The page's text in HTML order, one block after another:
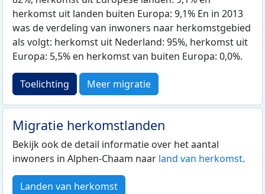
herkomst uit landen buiten Europa: 9,1% En in 2013
was de verdeling van inwoners naar herkomstgebied
als volgt: herkomst uit Nederland: 95%, herkomst uit
Europa: 5,5% en herkomst van buiten Europa: 0,0%.
Toelichting Meer migratie
Migratie herkomstlanden
Bekijk ook de detail informatie over het aantal
inwoners in Alphen-Chaam naar land van herkomst.
Landen van herkomst